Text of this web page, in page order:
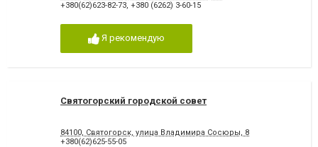
+380(62)623-82-73, +380 (6262) 3-60-15
Я рекомендую
Святогорский городской совет
84100, Святогорск, улица Владимира Сосюры, 8
+380(62)625-55-05